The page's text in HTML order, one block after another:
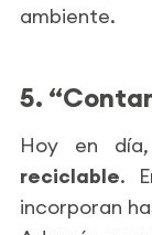
ambiente.
5.
Hoy en
reciclable.
incorporan